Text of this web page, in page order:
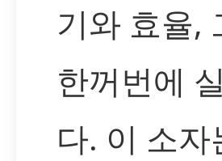
기와 효율,
한꺼번에
다. 이 소